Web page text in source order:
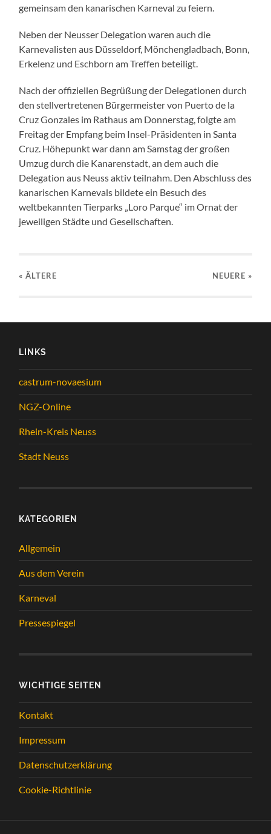
gemeinsam den kanarischen Karneval zu feiern.
Neben der Neusser Delegation waren auch die
Karnevalisten aus Düsseldorf, Mönchengladbach, Bonn,
Erkelenz und Eschborn am Treffen beteiligt.
Nach der offiziellen Begrüßung der Delegationen durch
den stellvertretenen Bürgermeister von Puerto de la
Cruz Gonzales im Rathaus am Donnerstag, folgte am
Freitag der Empfang beim Insel-Präsidenten in Santa
Cruz. Höhepunkt war dann am Samstag der großen
Umzug durch die Kanarenstadt, an dem auch die
Delegation aus Neuss aktiv teilnahm. Den Abschluss des
kanarischen Karnevals bildete ein Besuch des
weltbekannten Tierparks „Loro Parque“ im Ornat der
jeweiligen Städte und Gesellschaften.
« ÄLTERE NEUERE »
LINKS
castrum-novaesium
NGZ-Online
Rhein-Kreis Neuss
Stadt Neuss
KATEGORIEN
Allgemein
Aus dem Verein
Karneval
Pressespiegel
WICHTIGE SEITEN
Kontakt
Impressum
Datenschutzerklärung
Cookie-Richtlinie